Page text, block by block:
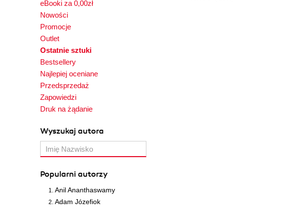
eBooki za 0,00zł
Nowości
Promocje
Outlet
Ostatnie sztuki
Bestsellery
Najlepiej oceniane
Przedsprzedaż
Zapowiedzi
Druk na żądanie
Wyszukaj autora
Popularni autorzy
Anil Ananthaswamy
Adam Józefiok